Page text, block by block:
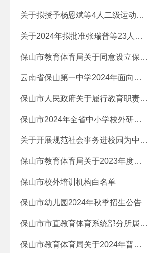
关于拟授予杨恩斌等4人二级运动员称号的公示
关于2024年拟批准张瑞普等23人为二级 裁判员、刘加月等88人为三级裁判...
保山市教育体育局关于同意设立保山天润高级中学的公告
云南省保山第一中学2024年面向全国公开选调优秀教师公告
保山市人民政府关于履行教育职责自评情况的报告（2023年）
保山市2024年全省中小学校外研学实践教育基地营地和精品课程线路拟推荐...
关于开展规范社会事务进校园为中小学教师减负专项整治工作的公告
保山市教育体育局关于2023年度市属直管民办学校办学情况年度检查结果的...
保山市校外培训机构白名单
保山市幼儿园2024年秋季招生公告
保山市市直教育体育系统部分所属事业单位2024年校园公开招聘工作人员公...
保山市教育体育局关于2024年普通高校招生全国统一考试随迁子女报考资格...